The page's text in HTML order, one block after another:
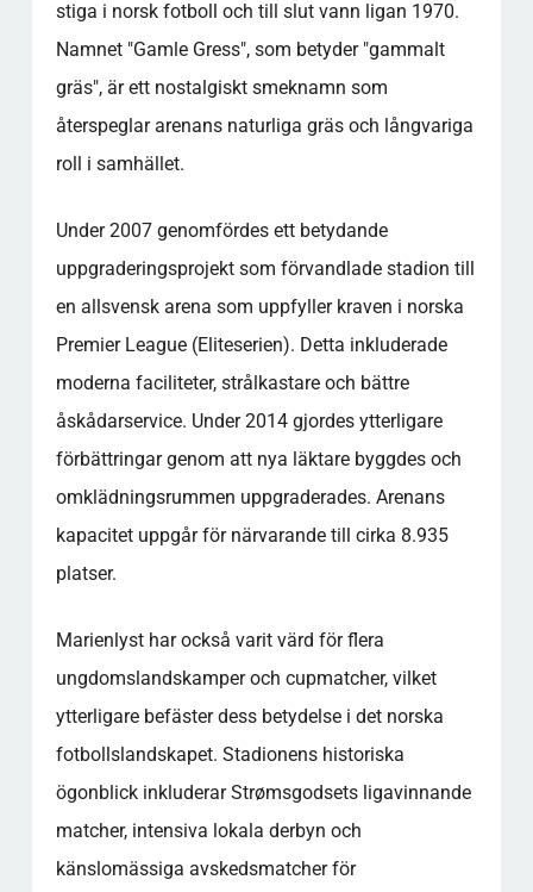
stiga i norsk fotboll och till slut vann ligan 1970.
Namnet "Gamle Gress", som betyder "gammalt
gräs", är ett nostalgiskt smeknamn som
återspeglar arenans naturliga gräs och långvariga
roll i samhället.
Under 2007 genomfördes ett betydande
uppgraderingsprojekt som förvandlade stadion till
en allsvensk arena som uppfyller kraven i norska
Premier League (Eliteserien). Detta inkluderade
moderna faciliteter, strålkastare och bättre
åskådarservice. Under 2014 gjordes ytterligare
förbättringar genom att nya läktare byggdes och
omklädningsrummen uppgraderades. Arenans
kapacitet uppgår för närvarande till cirka 8.935
platser.
Marienlyst har också varit värd för flera
ungdomslandskamper och cupmatcher, vilket
ytterligare befäster dess betydelse i det norska
fotbollslandskapet. Stadionens historiska
ögonblick inkluderar Strømsgodsets ligavinnande
matcher, intensiva lokala derbyn och
känslomässiga avskedsmatcher för